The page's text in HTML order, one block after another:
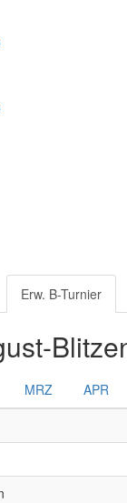
Erw. B-Turnier
MRZ APR